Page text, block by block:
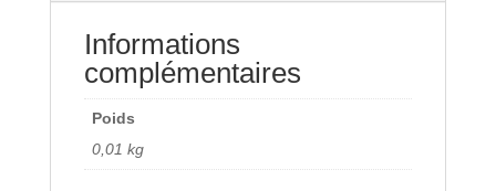
Informations
complémentaires
Poids
0,01 kg